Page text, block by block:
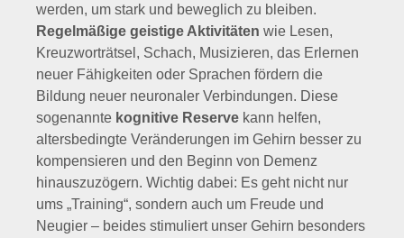
werden, um stark und beweglich zu bleiben.
Regelmäßige geistige Aktivitäten wie Lesen,
Kreuzworträtsel, Schach, Musizieren, das Erlernen
neuer Fähigkeiten oder Sprachen fördern die
Bildung neuer neuronaler Verbindungen. Diese
sogenannte kognitive Reserve kann helfen,
altersbedingte Veränderungen im Gehirn besser zu
kompensieren und den Beginn von Demenz
hinauszuzögern. Wichtig dabei: Es geht nicht nur
ums „Training“, sondern auch um Freude und
Neugier – beides stimuliert unser Gehirn besonders